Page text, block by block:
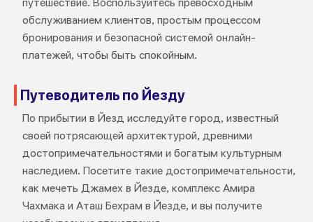
обслуживанием клиентов, простым процессом
бронирования и безопасной системой онлайн-
платежей, чтобы быть спокойным.
Путеводитель по Йезду
По прибытии в Йезд исследуйте город, известный
своей потрясающей архитектурой, древними
достопримечательностями и богатым культурным
наследием. Посетите такие достопримечательности,
как мечеть Джамех в Йезде, комплекс Амира
Чахмака и Аташ Бехрам в Йезде, и вы получите